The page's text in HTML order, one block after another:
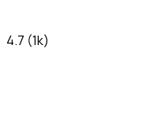
4.7 (1k)